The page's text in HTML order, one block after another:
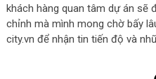
khách hàng quan tâm dự án sẽ
chỉnh mà mình mong chờ bấy
city.vn để nhận tin tiến độ và